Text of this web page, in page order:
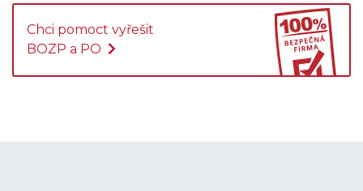
Chci pomoct vyřešit
BOZP a PO